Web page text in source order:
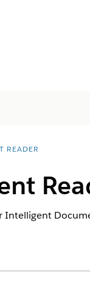
READER